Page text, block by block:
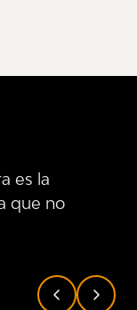
es la
que no